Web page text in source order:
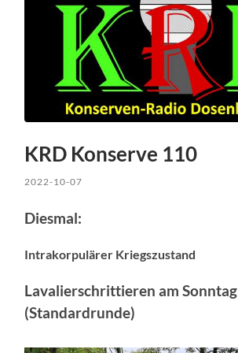
KRD Konserve 110
2022-10-07
Diesmal:
Intrakorpulärer Kriegszustand
Lavalierschrittieren am Sonntag
(Standardrunde)